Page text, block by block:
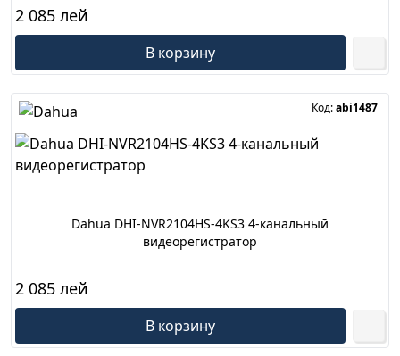
2 085 лей
В корзину
Код:abi1487
Dahua DHI-NVR2104HS-4KS3 4-канальный
видеорегистратор
2 085 лей
В корзину